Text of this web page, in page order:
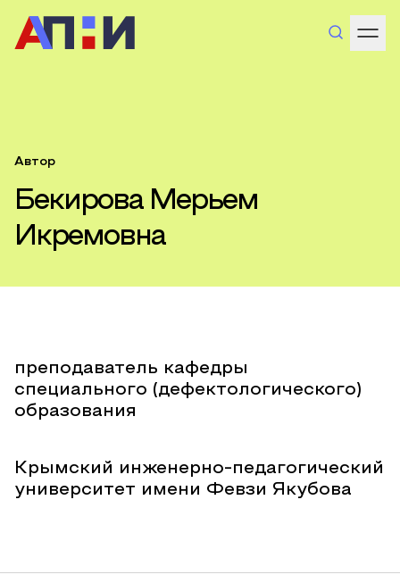
Автор
Бекирова Мерьем
Икремовна
преподаватель кафедры
специального (дефектологического)
образования
Крымский инженерно-педагогический
университет имени Февзи Якубова